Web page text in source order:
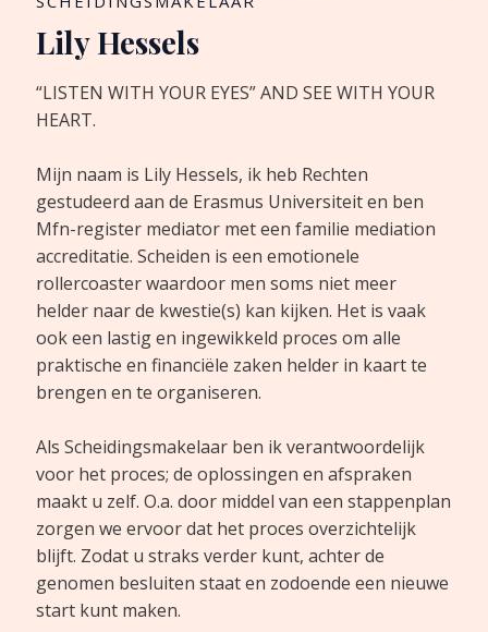
Lily Hessels
“LISTEN WITH YOUR EYES” AND SEE WITH YOUR
HEART.
Mijn naam is Lily Hessels, ik heb Rechten
gestudeerd aan de Erasmus Universiteit en ben
Mfn-register mediator met een familie mediation
accreditatie. Scheiden is een emotionele
rollercoaster waardoor men soms niet meer
helder naar de kwestie(s) kan kijken. Het is vaak
ook een lastig en ingewikkeld proces om alle
praktische en financiële zaken helder in kaart te
brengen en te organiseren.
Als Scheidingsmakelaar ben ik verantwoordelijk
voor het proces; de oplossingen en afspraken
maakt u zelf. O.a. door middel van een stappenplan
zorgen we ervoor dat het proces overzichtelijk
blijft. Zodat u straks verder kunt, achter de
genomen besluiten staat en zodoende een nieuwe
start kunt maken.